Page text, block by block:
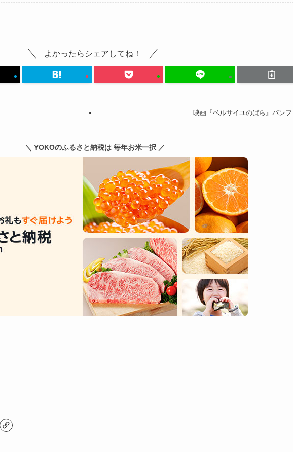
よかったらシェアしてね！
映画『ベルサイユのばら』パンフ
＼ YOKOのふるさと納税は 毎年お米一択 ／